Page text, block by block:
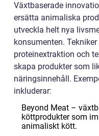
Växtbaserade
ersätta animaliska
utveckla helt nya
konsumenten.
proteinextraktion och
skapa produkter som
näringsinnehåll.
inkluderar:
Beyond Meat –
köttprodukter som
animaliskt kött.